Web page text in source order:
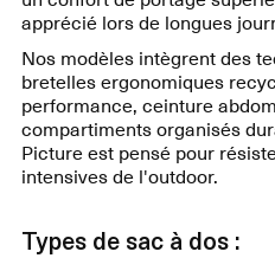
apprécié lors de longues
Nos modèles intègrent des
bretelles ergonomiques
performance, ceinture
compartiments organisés
Picture est pensé pour
intensives de l'outdoor.
Types de sac à dos :